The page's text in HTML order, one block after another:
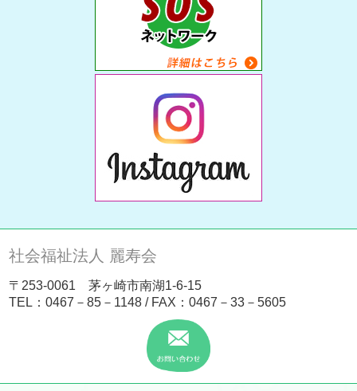
社会福祉法人 麗寿会
〒253-0061 茅ヶ崎市南湖1-6-15
TEL：0467－85－1148 / FAX：0467－33－5605